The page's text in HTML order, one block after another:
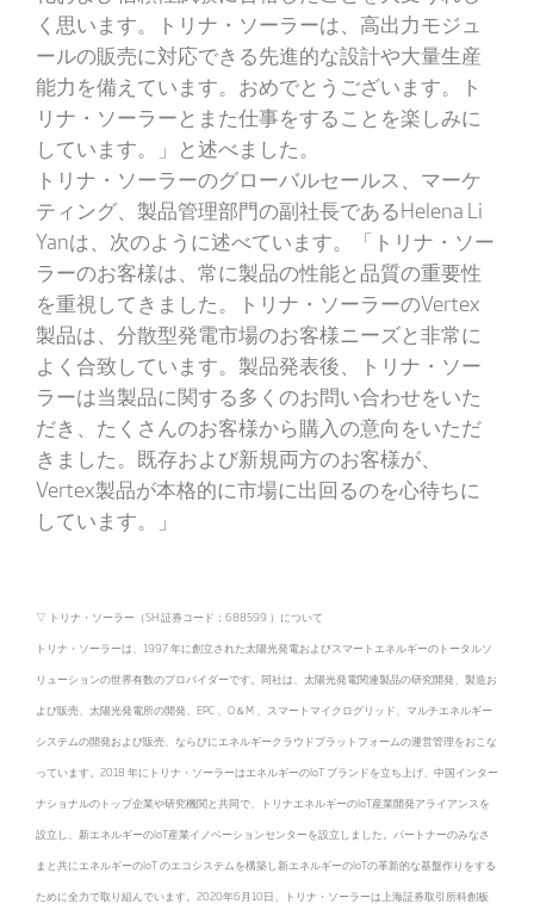
く思います。トリナ・ソーラーは、高出力モジュ
ールの販売に対応できる先進的な設計や大量生産
能力を備えています。おめでとうございます。ト
リナ・ソーラーとまた仕事をすることを楽しみに
しています。」と述べました。
トリナ・ソーラーのグローバルセールス、マーケ
ティング、製品管理部門の副社長であるHelena Li
Yanは、次のように述べています。「トリナ・ソー
ラーのお客様は、常に製品の性能と品質の重要性
を重視してきました。トリナ・ソーラーのVertex
製品は、分散型発電市場のお客様ニーズと非常に
よく合致しています。製品発表後、トリナ・ソー
ラーは当製品に関する多くのお問い合わせをいた
だき、たくさんのお客様から購入の意向をいただ
きました。既存および新規両方のお客様が、
Vertex製品が本格的に市場に出回るのを心待ちに
しています。」
▽ トリナ・ソーラー（SH 証券コード：688599 ）について
トリナ・ソーラーは、1997 年に創立された太陽光発電およびスマートエネルギーのトータルソ
リューションの世界有数のプロバイダーです。同社は、太陽光発電関連製品の研究開発、製造お
よび販売、太陽光発電所の開発、EPC 、O＆M 、スマートマイクログリッド、マルチエネルギー
システムの開発および販売、ならびにエネルギークラウドプラットフォームの運営管理をおこな
っています。2018 年にトリナ・ソーラーはエネルギーのIoT ブランドを立ち上げ、中国インター
ナショナルのトップ企業や研究機関と共同で、トリナエネルギーのIoT産業開発アライアンスを
設立し、新エネルギーのIoT産業イノベーションセンターを設立しました。パートナーのみなさ
まと共にエネルギーのIoT のエコシステムを構築し新エネルギーのIoTの革新的な基盤作りをする
ために全力で取り組んでいます。2020年6月10日、トリナ・ソーラーは上海証券取引所科創板